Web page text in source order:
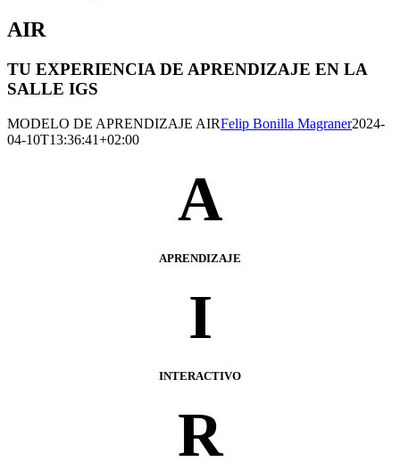
AIR
TU EXPERIENCIA DE APRENDIZAJE EN LA
SALLE IGS
MODELO DE APRENDIZAJE AIRFelip Bonilla Magraner2024-
04-10T13:36:41+02:00
A
APRENDIZAJE
I
INTERACTIVO
R